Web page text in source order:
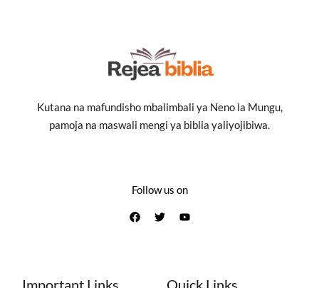
Kutana na mafundisho mbalimbali ya Neno la Mungu,
pamoja na maswali mengi ya biblia yaliyojibiwa.
Follow us on
Important Links Quick Links